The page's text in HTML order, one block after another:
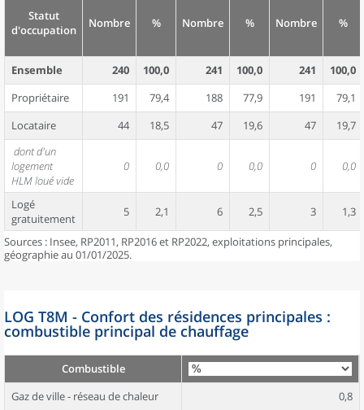
Statut
d'occupation
Nombre % Nombre % Nombre %
Ensemble 240 100,0 241 100,0 241
100,0
Propriétaire
191 79,4 188 77,9 191
79,1
Locataire
44 18,5 47 19,6 47
19,7
dont d'un
logement
HLM loué vide
0 0,0 0 0,0 0 0,0
Logé
gratuitement
5 2,1 6 2,5 3 1,3
Sources : Insee, RP2011, RP2016 et RP2022, exploitations principales,
géographie au 01/01/2025.
LOG T8M - Confort des résidences principales :
combustible principal de chauffage
Combustible
Gaz de ville - réseau de chaleur
0,8